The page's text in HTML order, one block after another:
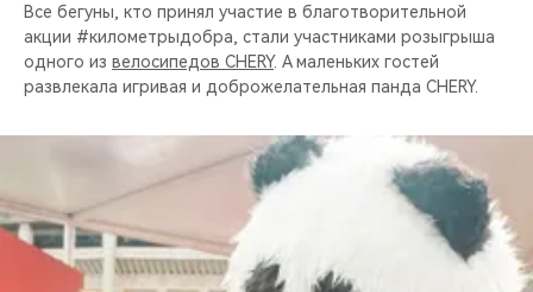
Все бегуны, кто принял участие в благотворительной
акции #километрыдобра, стали участниками розыгрыша
одного из велосипедов CHERY. А маленьких гостей
развлекала игривая и доброжелательная панда CHERY.